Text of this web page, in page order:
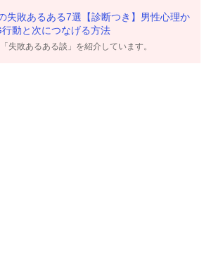
失敗あるある7選【診断つき】男性心理か
行動と次につなげる方法
失敗あるある談」を紹介しています。